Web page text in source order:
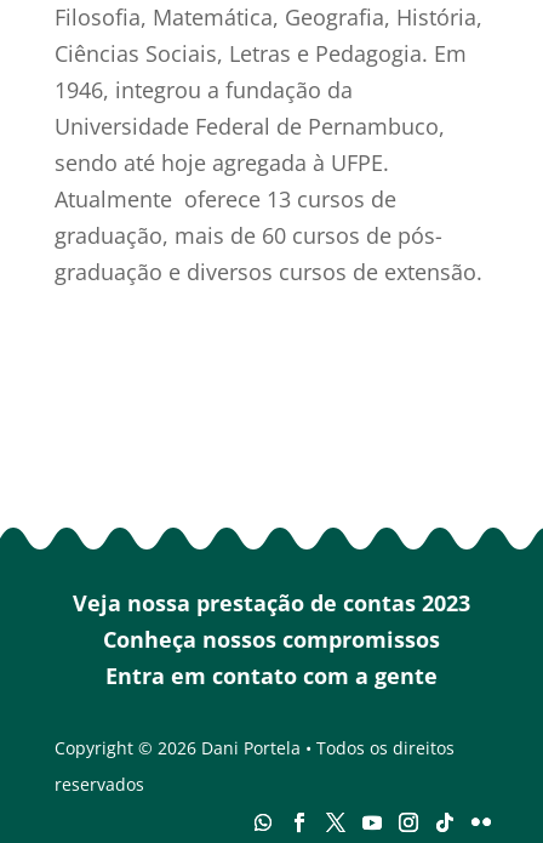
Filosofia, Matemática, Geografia, História,
Ciências Sociais, Letras e Pedagogia. Em
1946, integrou a fundação da
Universidade Federal de Pernambuco,
sendo até hoje agregada à UFPE.
Atualmente oferece 13 cursos de
graduação, mais de 60 cursos de pós-
graduação e diversos cursos de extensão.
Veja nossa prestação de contas 2023
Conheça nossos compromissos
Entra em contato com a gente
Copyright © 2026 Dani Portela • Todos os direitos
reservados